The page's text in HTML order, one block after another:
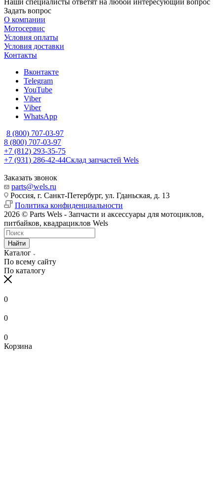
Задать вопрос
О компании
Мотосервис
Условия оплаты
Условия доставки
Контакты
Вконтакте
Telegram
YouTube
Viber
Viber
WhatsApp
8 (800) 707-03-97
8 (800) 707-03-97
+7 (812) 293-35-75
+7 (931) 286-42-44Склад запчастей Wels
Заказать звонок
parts@wels.ru
Россия, г. Санкт-Петербург, ул. Гданьская, д. 13
Политика конфиденциальности
2026 © Parts Wels - Запчасти и аксессуары для мотоциклов,
питбайков, квадрациклов Wels
Найти
Каталог
По всему сайту
По каталогу
0
0
0
Корзина